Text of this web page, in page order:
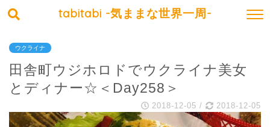
tabitabi -気ままな世界一周-
ウクライナ
田舎町ウジホロドでウクライナ美女
とディナー☆＜Day258＞
2018-12-05 / 2018-12-05